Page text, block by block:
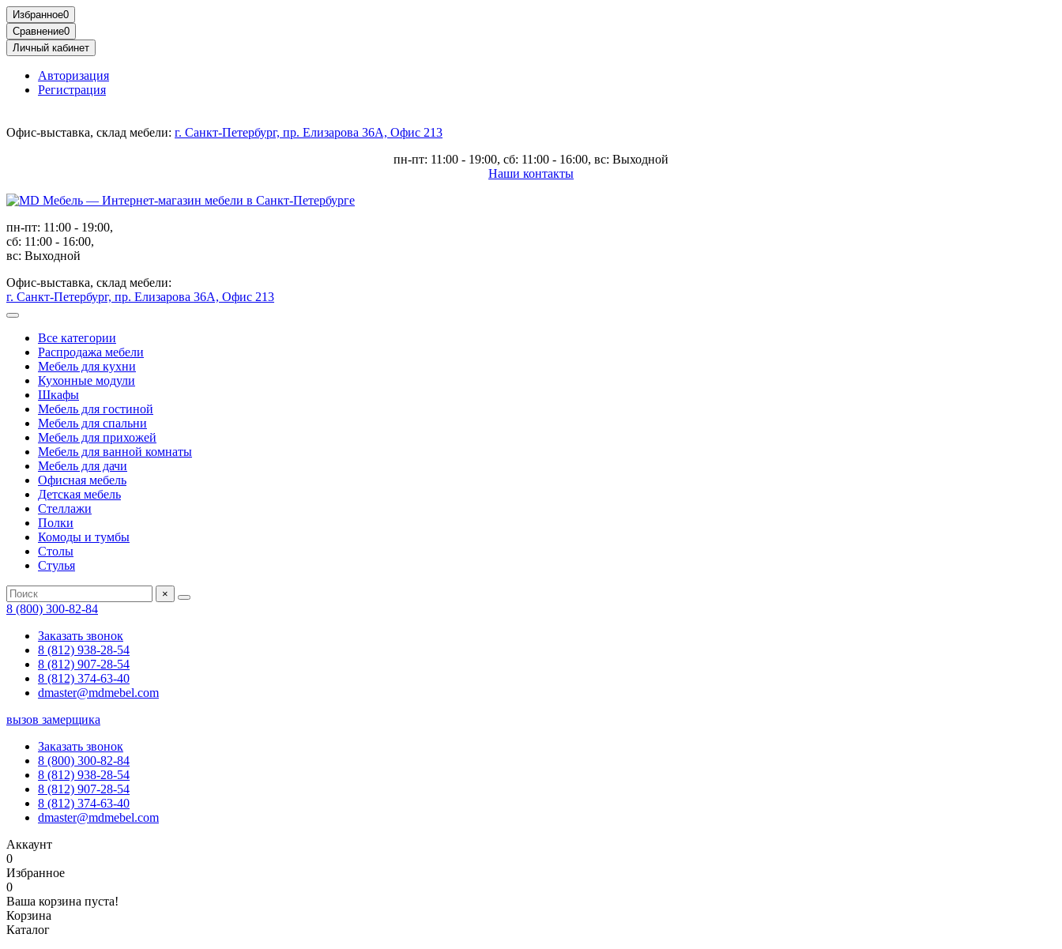
Избранное0
Сравнение0
Личный кабинет
Авторизация
Регистрация
Офис-выставка, склад мебели: г. Санкт-Петербург, пр. Елизарова 36А, Офис 213
пн-пт: 11:00 - 19:00, сб: 11:00 - 16:00, вс: Выходной
Наши контакты
пн-пт: 11:00 - 19:00,
сб: 11:00 - 16:00,
вс: Выходной
Офис-выставка, склад мебели:
г. Санкт-Петербург, пр. Елизарова 36А, Офис 213
Все категории
Распродажа мебели
Мебель для кухни
Кухонные модули
Шкафы
Мебель для гостиной
Мебель для спальни
Мебель для прихожей
Мебель для ванной комнаты
Мебель для дачи
Офисная мебель
Детская мебель
Стеллажи
Полки
Комоды и тумбы
Столы
Стулья
×
8 (800) 300-82-84
Заказать звонок
8 (812) 938-28-54
8 (812) 907-28-54
8 (812) 374-63-40
dmaster@mdmebel.com
вызов замерщика
Заказать звонок
8 (800) 300-82-84
8 (812) 938-28-54
8 (812) 907-28-54
8 (812) 374-63-40
dmaster@mdmebel.com
Аккаунт
0
Избранное
0
Ваша корзина пуста!
Корзина
Каталог